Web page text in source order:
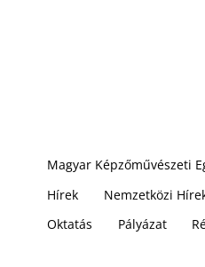
Magyar Képzőművészeti
Hírek
Nemzetközi
Oktatás
Pályázat